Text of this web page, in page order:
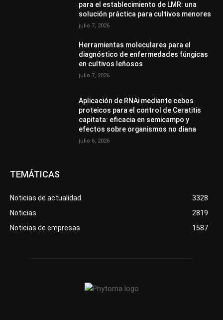
para el establecimiento de LMR: una
solución práctica para cultivos menores
julio 7, 2026
Herramientas moleculares para el
diagnóstico de enfermedades fúngicas
en cultivos leñosos
julio 7, 2026
Aplicación de RNAi mediante cebos
proteicos para el control de Ceratitis
capitata: eficacia en semicampo y
efectos sobre organismos no diana
julio 6, 2026
TEMÁTICAS
Noticias de actualidad
3328
Noticias
2819
Noticias de empresas
1587